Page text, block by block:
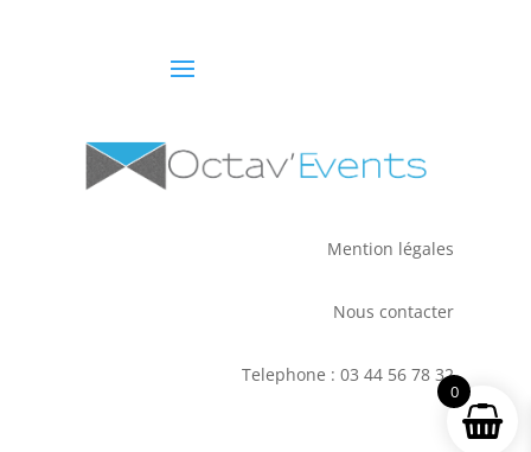
Mention légales
Nous contacter
Telephone : 03 44 56 78 32
0